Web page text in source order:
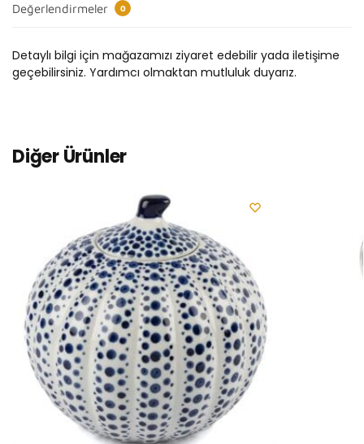
Değerlendirmeler 0
Detaylı bilgi için mağazamızı ziyaret edebilir yada iletişime
geçebilirsiniz. Yardımcı olmaktan mutluluk duyarız.
Diğer Ürünler